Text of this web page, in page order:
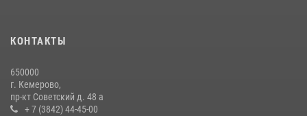
20 июля 2026, 08:52
детского дома в рамках всероссийской акции
20 июля 2026, 10:54
КОНТАКТЫ
650000
г. Кемерово,
пр-кт Советский д. 48 а
+ 7 (3842) 44-45-00